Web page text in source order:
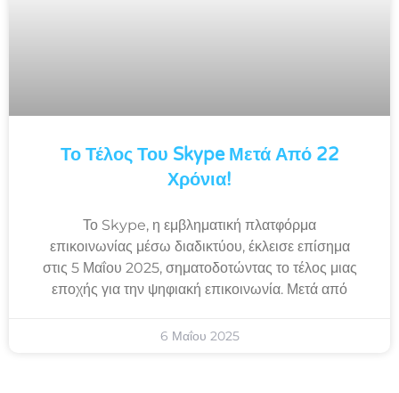
Το Τέλος Του Skype Μετά Από 22
Χρόνια!
Το Skype, η εμβληματική πλατφόρμα
επικοινωνίας μέσω διαδικτύου, έκλεισε επίσημα
στις 5 Μαΐου 2025, σηματοδοτώντας το τέλος μιας
εποχής για την ψηφιακή επικοινωνία. Μετά από
6 Μαΐου 2025